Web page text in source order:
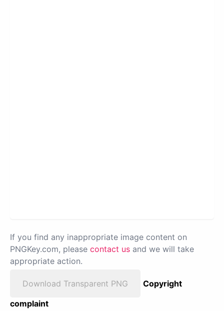
If you find any inappropriate image content on
PNGKey.com, please contact us and we will take
appropriate action.
Download Transparent PNG
Copyright
complaint